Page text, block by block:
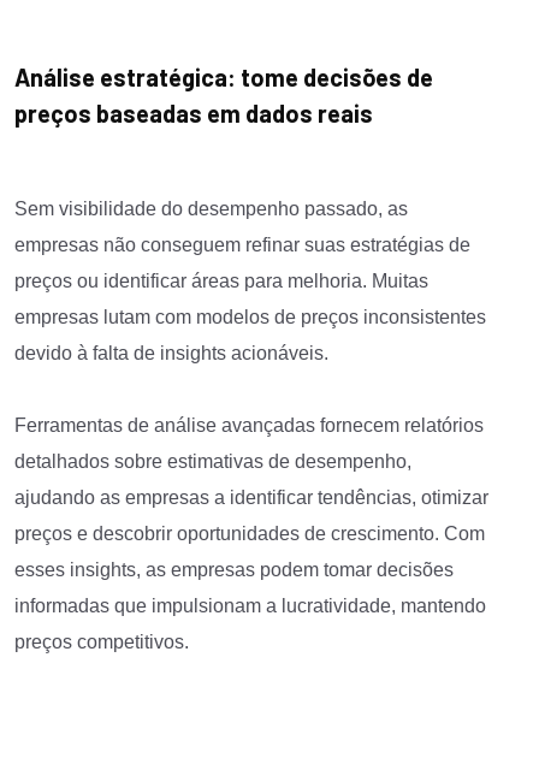
Análise estratégica: tome decisões de
preços baseadas em dados reais
Sem visibilidade do desempenho passado, as
empresas não conseguem refinar suas estratégias de
preços ou identificar áreas para melhoria. Muitas
empresas lutam com modelos de preços inconsistentes
devido à falta de insights acionáveis.
Ferramentas de análise avançadas fornecem relatórios
detalhados sobre estimativas de desempenho,
ajudando as empresas a identificar tendências, otimizar
preços e descobrir oportunidades de crescimento. Com
esses insights, as empresas podem tomar decisões
informadas que impulsionam a lucratividade, mantendo
preços competitivos.